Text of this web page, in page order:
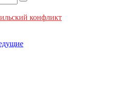
конфликт